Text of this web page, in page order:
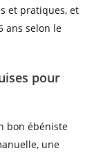
et pratiques, et
ans selon le
pour
bon ébéniste
une